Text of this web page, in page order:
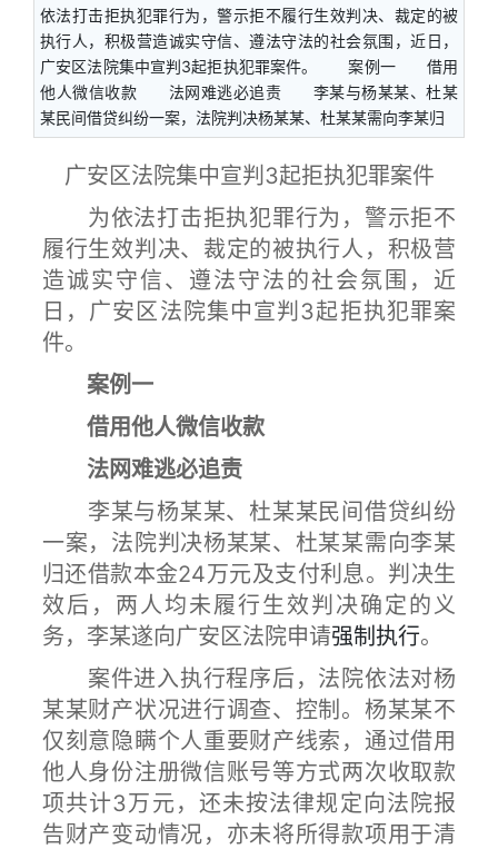
依法打击拒执犯罪行为，警示拒不履行生效判决、裁定的被
执行人，积极营造诚实守信、遵法守法的社会氛围，近日，
广安区法院集中宣判3起拒执犯罪案件。 案例一 借用
他人微信收款 法网难逃必追责 李某与杨某某、杜某
某民间借贷纠纷一案，法院判决杨某某、杜某某需向李某归
广安区法院集中宣判3起拒执犯罪案件
为依法打击拒执犯罪行为，警示拒不
履行生效判决、裁定的被执行人，积极营
造诚实守信、遵法守法的社会氛围，近
日，广安区法院集中宣判3起拒执犯罪案
件。
案例一
借用他人微信收款
法网难逃必追责
李某与杨某某、杜某某民间借贷纠纷
一案，法院判决杨某某、杜某某需向李某
归还借款本金24万元及支付利息。判决生
效后，两人均未履行生效判决确定的义
务，李某遂向广安区法院申请强制执行。
案件进入执行程序后，法院依法对杨
某某财产状况进行调查、控制。杨某某不
仅刻意隐瞒个人重要财产线索，通过借用
他人身份注册微信账号等方式两次收取款
项共计3万元，还未按法律规定向法院报
告财产变动情况，亦未将所得款项用于清